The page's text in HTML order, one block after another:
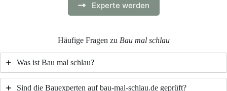
Experte werden
Häufige Fragen zu Bau mal schlau
Was ist Bau mal schlau?
Sind die Bauexperten auf bau-mal-schlau.de geprüft?